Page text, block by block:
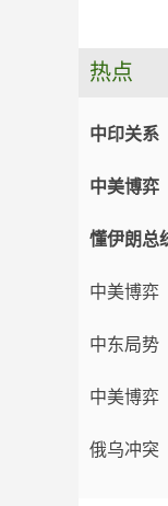
热点
中印关系
中美博弈
懂伊朗总
中美博弈
中东局势
中美博弈
俄乌冲突